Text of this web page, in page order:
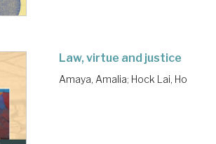
Law, virtue and justice
Amaya, Amalia; Hock Lai, Ho